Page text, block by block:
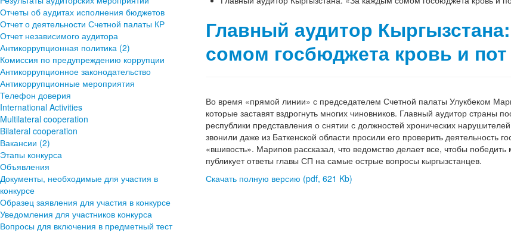
Отчеты об аудитах исполнения бюджетов
Отчет о деятельности Счетной палаты КР
Отчет независимого аудитора
Антикоррупционная политика (2)
Комиссия по предупреждению коррупции
Антикоррупционное законодательство
Антикоррупционные мероприятия
Телефон доверия
International Activities
Multilateral cooperation
Bilateral cooperation
Вакансии (2)
Этапы конкурса
Объявления
Документы, необходимые для участия в
конкурсе
Образец заявления для участия в конкурсе
Уведомления для участников конкурса
Вопросы для включения в предметный тест
Главный аудитор
сомом госбюджета кровь и пот
Во время «прямой линии» с председателем Счетной палаты Улукбеком
которые заставят вздрогнуть многих чиновников. Главный аудитор страны
республики представления о снятии с должностей хронических
звонили даже из Баткенской области просили его проверить деятельность
«вшивость». Марипов рассказал, что ведомство делает все, чтобы
публикует ответы главы СП на самые острые вопросы кыргызстанцев.
Скачать полную версию (pdf, 621 Kb)